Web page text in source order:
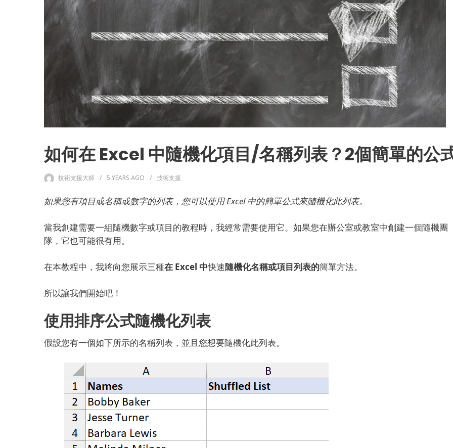
如何在 Excel 中隨機化項目/名稱列表？2個簡單的公
技術支援大師 5 YEARS AGO 技術支援
如果您有項目或名稱或數字的列表，您可以使用 Excel 中的簡單公式來隨機化此列表。
當我創建需要一組隨機數字或項目的教程時，我經常需要使用它。 如果您在辦公室或教室中創建一個隨機團
隊，它也可能很有用。
在本教程中，我將向您展示三種在 Excel 中快速隨機化名稱或項目列表的簡單方法。
所以讓我們開始吧！
使用排序公式隨機化列表
假設您有一個如下所示的名稱列表，並且您想要隨機化此列表。